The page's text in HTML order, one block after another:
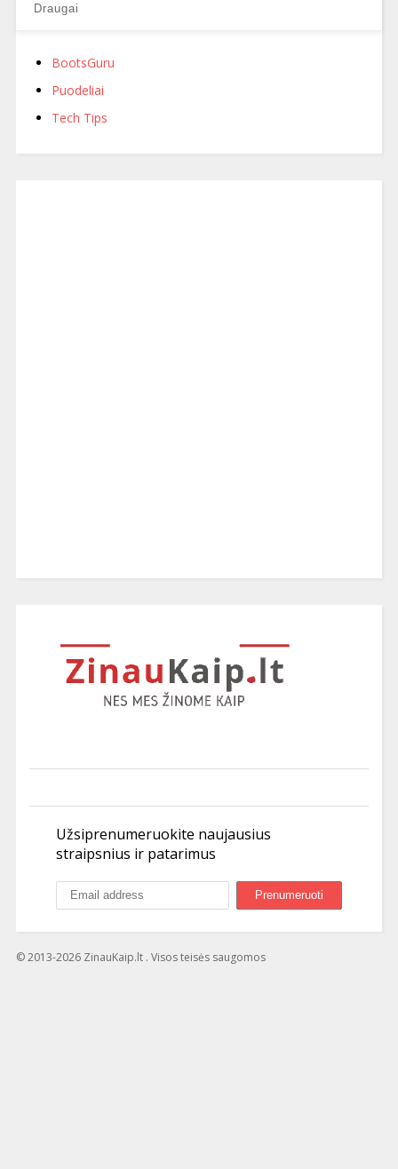
Draugai
BootsGuru
Puodeliai
Tech Tips
Užsiprenumeruokite naujausius
straipsnius ir patarimus
© 2013-2026 ZinauKaip.lt . Visos teisės saugomos